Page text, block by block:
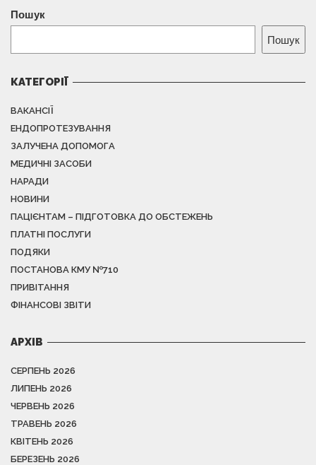
Пошук
Пошук
КАТЕГОРІЇ
ВАКАНСІЇ
ЕНДОПРОТЕЗУВАННЯ
ЗАЛУЧЕНА ДОПОМОГА
МЕДИЧНІ ЗАСОБИ
НАРАДИ
НОВИНИ
ПАЦІЄНТАМ – ПІДГОТОВКА ДО ОБСТЕЖЕНЬ
ПЛАТНІ ПОСЛУГИ
ПОДЯКИ
ПОСТАНОВА КМУ №710
ПРИВІТАННЯ
ФІНАНСОВІ ЗВІТИ
АРХІВ
СЕРПЕНЬ 2026
ЛИПЕНЬ 2026
ЧЕРВЕНЬ 2026
ТРАВЕНЬ 2026
КВІТЕНЬ 2026
БЕРЕЗЕНЬ 2026